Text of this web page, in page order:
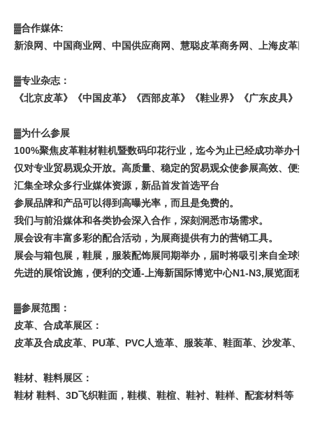
▓合作媒体:
新浪网、中国商业网、中国供应商网、慧聪皮革商务网、上海皮革
▓专业杂志：
《北京皮革》《中国皮革》《西部皮革》《鞋业界》《广东皮具》《
▓为什么参展
100%聚焦皮革鞋材鞋机暨数码印花行业，迄今为止已经成功举办十
仅对专业贸易观众开放。高质量、稳定的贸易观众使参展高效、便捷
汇集全球众多行业媒体资源，新品首发首选平台
参展品牌和产品可以得到高曝光率，而且是免费的。
我们与前沿媒体和各类协会深入合作，深刻洞悉市场需求。
展会设有丰富多彩的配合活动，为展商提供有力的营销工具。
展会与箱包展，鞋展，服装配饰展同期举办，届时将吸引来自全球
先进的展馆设施，便利的交通-上海新国际博览中心N1-N3,展览面积
▓参展范围：
皮革、合成革展区：
皮革及合成皮革、PU革、PVC人造革、服装革、鞋面革、沙发革、
鞋材、鞋料展区：
鞋材 鞋料、3D飞织鞋面，鞋模、鞋楦、鞋衬、鞋样、配套材料等